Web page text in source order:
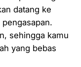
datang ke
sehingga kamu
yang bebas